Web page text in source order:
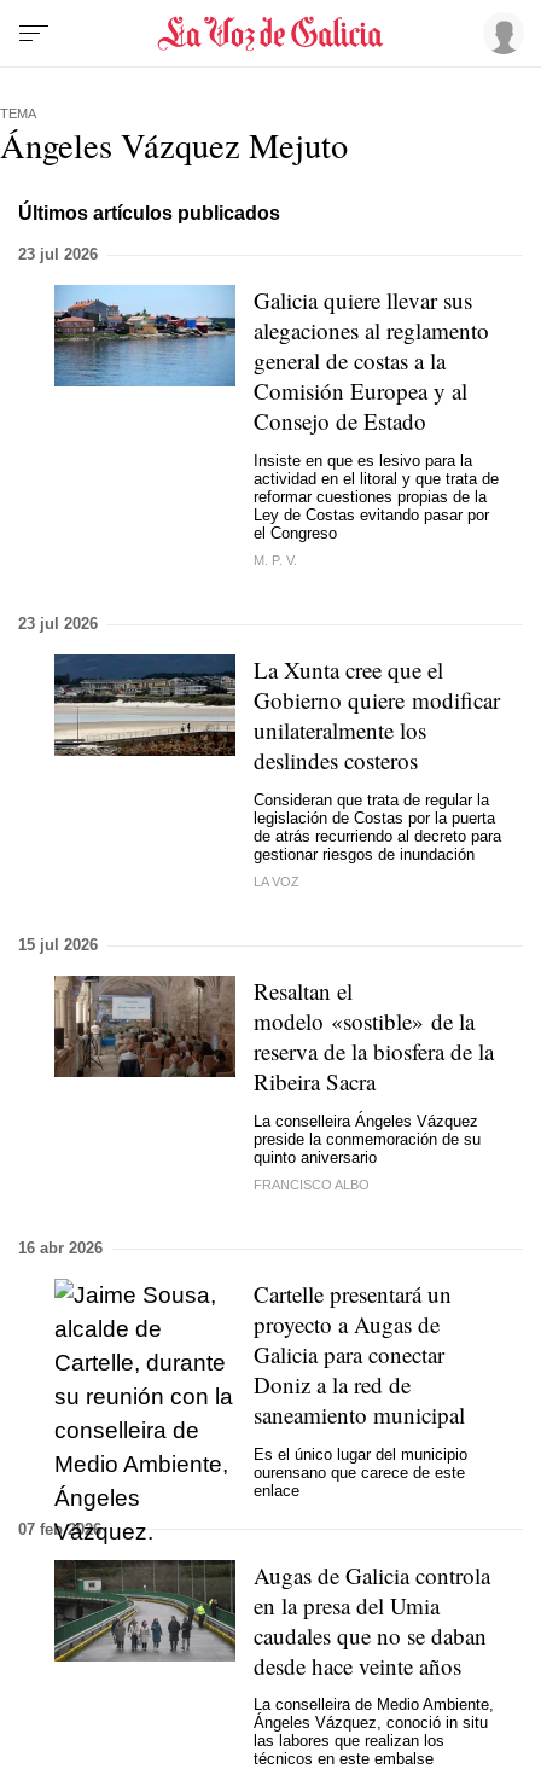
TEMA
Ángeles Vázquez Mejuto
Últimos artículos publicados
23 jul 2026
Galicia quiere llevar sus
alegaciones al reglamento
general de costas a la
Comisión Europea y al
Consejo de Estado
Insiste en que es lesivo para la
actividad en el litoral y que trata de
reformar cuestiones propias de la
Ley de Costas evitando pasar por
el Congreso
M. P. V.
23 jul 2026
La Xunta cree que el
Gobierno quiere modificar
unilateralmente los
deslindes costeros
Consideran que trata de regular la
legislación de Costas por la puerta
de atrás recurriendo al decreto para
gestionar riesgos de inundación
LA VOZ
15 jul 2026
Resaltan el
modelo «sostible» de la
reserva de la biosfera de la
Ribeira Sacra
La conselleira Ángeles Vázquez
preside la conmemoración de su
quinto aniversario
FRANCISCO ALBO
16 abr 2026
Cartelle presentará un
proyecto a Augas de
Galicia para conectar
Doniz a la red de
saneamiento municipal
Es el único lugar del municipio
ourensano que carece de este
enlace
07 feb 2026
Augas de Galicia controla
en la presa del Umia
caudales que no se daban
desde hace veinte años
La conselleira de Medio Ambiente,
Ángeles Vázquez, conoció in situ
las labores que realizan los
técnicos en este embalse